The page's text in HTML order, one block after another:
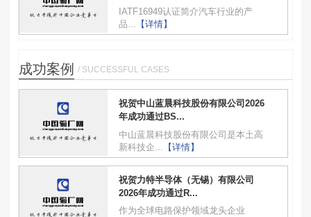
IATF16949认证简介汽车行业的产
品...
【详情】
成功案例 / SUCCESSFUL CASES
祝贺中山蓝晨科技股份有限公司2026
年成功通过BS...
中山蓝晨科技股份有限公司是本土高
新科技企...
【详情】
祝贺力特半导体（无锡）有限公司
2026年成功通过R...
作为全球电路保护领域龙头企业